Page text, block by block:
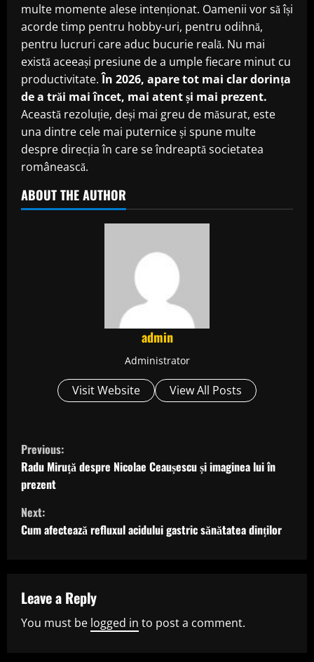
multe momente alese intenționat. Oamenii vor să își
acorde timp pentru hobby-uri, pentru odihnă,
pentru lucruri care aduc bucurie reală. Nu mai
există aceeași presiune de a umple fiecare minut cu
productivitate.În 2026, apare tot mai clar dorința
de a trăi mai încet, mai atent și mai prezent.
Această rezoluție, deși mai greu de măsurat, este
una dintre cele mai puternice și spune multe
despre direcția în care se îndreaptă societatea
românească.
ABOUT THE AUTHOR
admin
Administrator
Visit Website View All Posts
C
o
n
t
n
u
Previous:
Radu Miruță despre Nicolae Ceaușescu și imaginea lui în
prezent
Next:
Cum afectează refluxul acidului gastric sănătatea dinților
Leave a Reply
You must be logged in to post a comment.